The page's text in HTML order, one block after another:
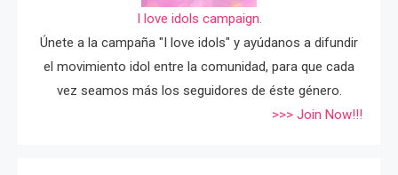
I love idols campaign.
Únete a la campaña "I love idols" y ayúdanos a difundir
el movimiento idol entre la comunidad, para que cada
vez seamos más los seguidores de éste género.
>>> Join Now!!!